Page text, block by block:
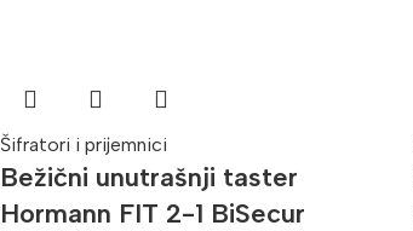
Šifratori i prijemnici
Bežični unutrašnji taster
Hormann FIT 2-1 BiSecur